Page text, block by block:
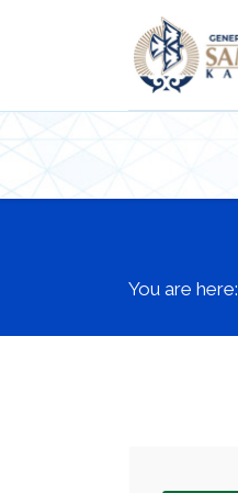
You are here: